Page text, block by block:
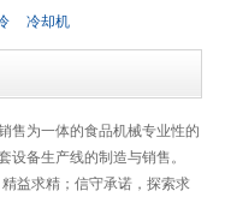
冷却机
售为一体的食品机械专业性的
备生产线的制造与销售。
益求精；信守承诺，探索求